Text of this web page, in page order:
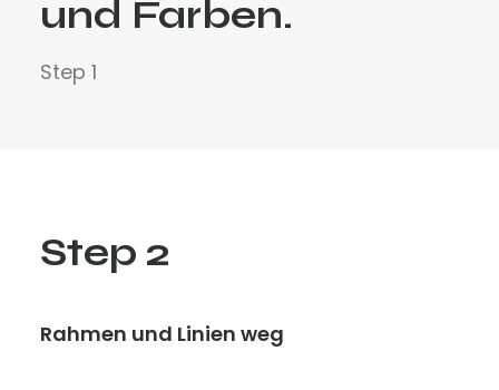
und Farben.
Step 1
Step 2
Rahmen und Linien weg